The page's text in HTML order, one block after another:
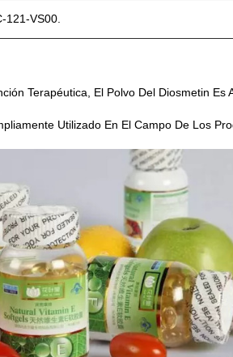
121-VS00.
Terapéutica, El Polvo Del Diosmetin
Utilizado En El Campo De Los